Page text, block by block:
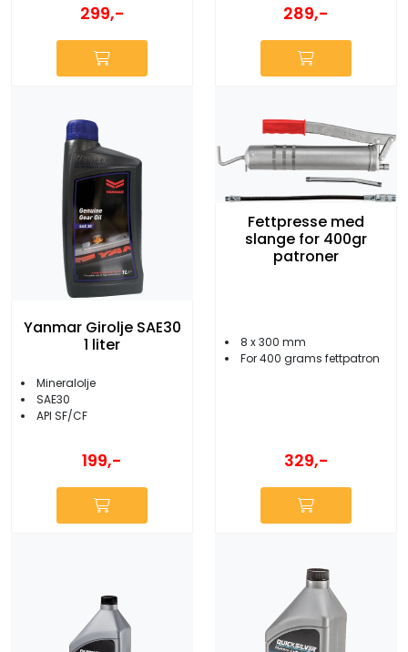
299,- 289,-
Yanmar Girolje SAE30
1 liter
Mineralolje
SAE30
API SF/CF
199,-
Fettpresse med
slange for 400gr
patroner
8 x 300 mm
For 400 grams fettpatron
329,-